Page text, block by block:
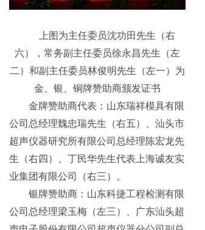
上图为主任委员沈功田先生（右
六），常务副主任委员徐永昌先生（左
二）和副主任委员林俊明先生（左一）为
金、银、铜牌赞助商颁发证书
金牌赞助商代表：山东瑞祥模具有限
公司总经理魏忠瑞先生（右五）、汕头市
超声仪器研究所有限公司总经理陈宏龙先
生（右四）、丁民华先生代表上海诚友实
业集团有限公司（右三）。
银牌赞助商：山东科捷工程检测有限
公司总经理梁玉梅（左三）、广东汕头超